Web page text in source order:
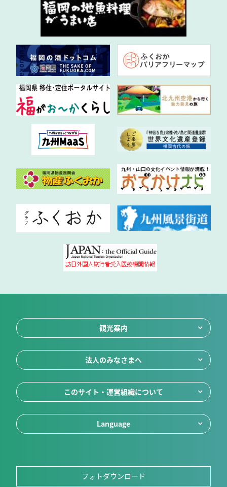
観光案内
法人のみなさまへ
このサイト・運営組織について
Language
フォトダウンロード